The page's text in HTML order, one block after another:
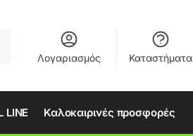
Λογαριασμός Καταστήματα
LINE Καλοκαιρινές προσφορές